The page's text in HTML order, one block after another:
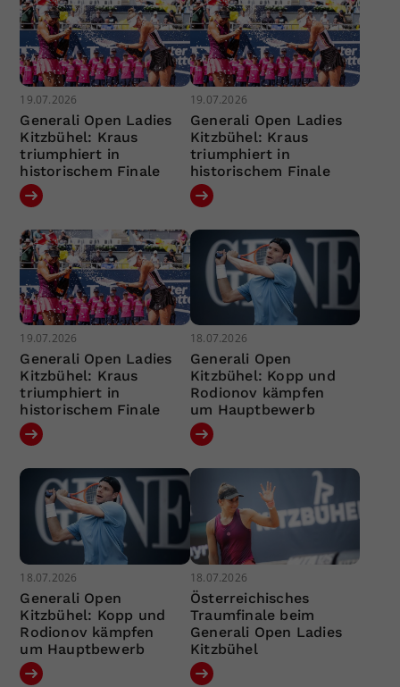
19.07.2026
Generali Open Ladies
Kitzbühel: Kraus
triumphiert in
historischem Finale
19.07.2026
Generali Open Ladies
Kitzbühel: Kraus
triumphiert in
historischem Finale
19.07.2026
Generali Open Ladies
Kitzbühel: Kraus
triumphiert in
historischem Finale
18.07.2026
Generali Open
Kitzbühel: Kopp und
Rodionov kämpfen
um Hauptbewerb
18.07.2026
Generali Open
Kitzbühel: Kopp und
Rodionov kämpfen
um Hauptbewerb
18.07.2026
Österreichisches
Traumfinale beim
Generali Open Ladies
Kitzbühel